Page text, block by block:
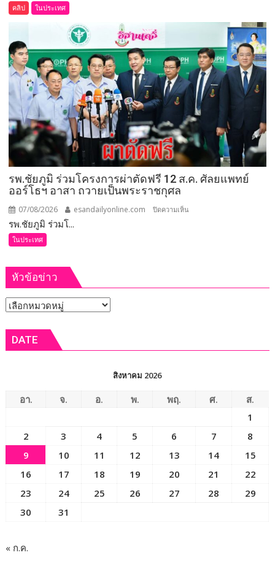
สหกรณ์
ลงพื้น
ที่
จังหวัด
เลย
มอบ
5
สั่ง
การ
งาน
คลิป ในประเทศ
รพ.ชัยภูมิ ร่วมโครงการผ่าตัดฟรี 12 ส.ค. ศัลยแพทย์
ออร์โธฯ อาสา ถวายเป็นพระราชกุศล
07/08/2026 esandailyonline.com ปิดความเห็น
12
กุศล
รพ.ชัยภูมิ ร่วมโ...
ในประเทศ
หัวข้อข่าว
หัวข้อ
DATE
สิงหาคม 2026
อา. จ. อ. พ. พฤ. ศ.
ส.
1
2
3 4 5 6 7
8
9
10 11 12 13 14
15
16
17 18 19 20 21
22
23
24 25 26 27 28
29
30
31
« ก.ค.